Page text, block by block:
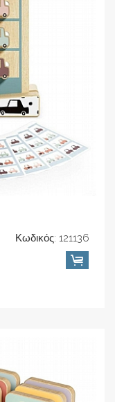
Κωδικός: 121136